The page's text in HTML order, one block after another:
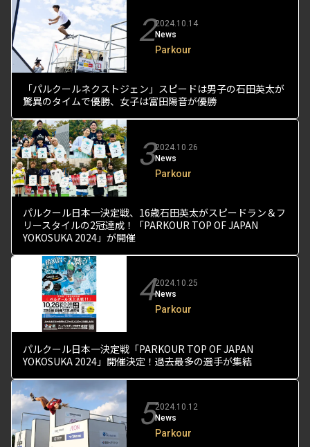
22024.10.14
News
Parkour
「パルクールネクストジェン」スピードは男子の石田英太が
驚異のタイムで優勝、女子は富田陽音が優勝
32024.10.26
News
Parkour
パルクール日本一決定戦、16歳石田英太がスピードラン＆フ
リースタイルの2冠達成！「PARKOUR TOP OF JAPAN
YOKOSUKA 2024」が開催
42024.10.25
News
Parkour
パルクール日本一決定戦「PARKOUR TOP OF JAPAN
YOKOSUKA 2024」開催決定！過去最多の選手が集結
52024.10.12
News
Parkour